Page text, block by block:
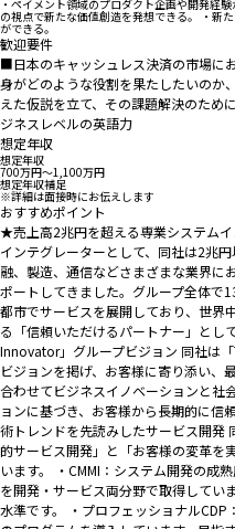
・ペイメント領域のプロダクト企画や開発経
の視点で新たな価値創造を発想できる。 ・新
ができる。
歓迎要件
■日本のキャッシュレス決済の市場に
身がどのような役割を果たしたいの
えた仮説を立て、その課題解決のた
ジネスレベルの英語力
想定年収
想定年収
700万円〜1,100万円
想定年収補足
※詳細は面接時にお伝えします
おすすめポイント
★売上高2兆円を超える専業システム
インテグレーターとして、同社は2兆
融、製造、通信などさまざまな業界に
ポートしてきました。グループ全体で
都市でサービスを展開しており、世界
る「信頼いただけるパートナー」と
Innovator」グループビジョン 同社は
ビジョンを掲げ、お客様に寄り添い、
合わせてビジネスイノベーションと社
ョンに基づき、お客様から長期的に
術トレンドを先読みしたサービス開発
的サービス開発」と「お客様の変革を
います。 ・CMMI：システム開発の成
を開発・サービス両分野で取得してい
水準です。 ・プロフェッショナル